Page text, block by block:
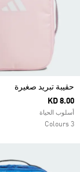
حقيبة تبريد صغيرة
KD 8.00
أسلوب الحياة
3 Colours